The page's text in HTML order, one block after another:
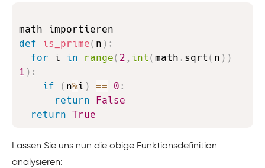
def
is_prime( n ) :
for i in range( 2 , int ( math . sqrt ( n ) )
1 ) :
if
( n%i ) == 0 :
return
False
return True
Lassen Sie uns nun die obige Funktionsdefinition
analysieren: